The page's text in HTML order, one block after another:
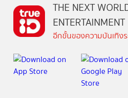
THE NEXT
ENTERTAINMENT
อีกขั้นของความบันเทิง